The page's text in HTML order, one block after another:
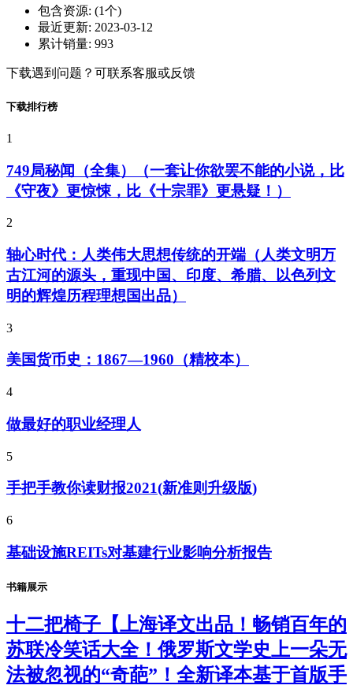
包含资源: (1个)
最近更新: 2023-03-12
累计销量: 993
下载遇到问题？可联系客服或反馈
下载排行榜
1
749局秘闻（全集）（一套让你欲罢不能的小说，比
《守夜》更惊悚，比《十宗罪》更悬疑！）
2
轴心时代：人类伟大思想传统的开端（人类文明万
古江河的源头，重现中国、印度、希腊、以色列文
明的辉煌历程理想国出品）
3
美国货币史：1867—1960（精校本）
4
做最好的职业经理人
5
手把手教你读财报2021(新准则升级版)
6
基础设施REITs对基建行业影响分析报告
书籍展示
十二把椅子【上海译文出品！畅销百年的
苏联冷笑话大全！俄罗斯文学史上一朵无
法被忽视的“奇葩”！全新译本基于首版手